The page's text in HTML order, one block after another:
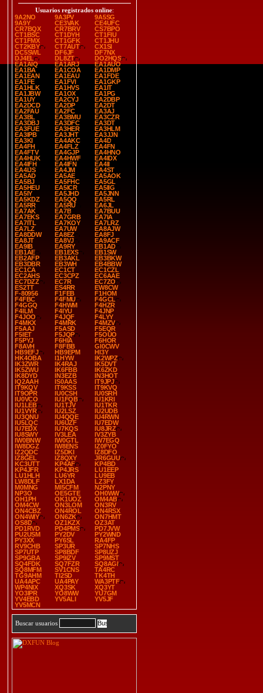
Usuarios registrados online:
9A2NO
9A3PV
9A5SG
9A9Y
CE3VAK
CE4UFC
CR7BQX
CR7BRV
CS7BPO
CT1BSC
CT1DYH
CT1FIU
CT1FMX
CT1GFK
CT1JHU
CT2KBY
CT7AUT
CX1SI
DC5SWL
DF6JF
DF7NX
DJ4EL
DL8ZT
DO2HQS
EA1AIQ
EA1ARJ
EA1AUO
EA1BA
EA1COA
EA1DMP
EA1EAN
EA1EAU
EA1FDE
EA1FE
EA1FVI
EA1GKP
EA1HLK
EA1HVS
EA1IT
EA1JBW
EA1OX
EA1PG
EA1UY
EA2CYJ
EA2DBP
EA2DCD
EA2DP
EA2DT
EA2FAU
EA2FC
EA3AJ
EA3BL
EA3BMU
EA3CZR
EA3DBJ
EA3DFC
EA3DT
EA3FUE
EA3HER
EA3HLM
EA3IPB
EA3JHT
EA3JJN
EA3KI
EA4AKC
EA4D
EA4FH
EA4FLZ
EA4FN
EA4FTV
EA4GJP
EA4HNO
EA4HUK
EA4HWF
EA4IDX
EA4IFH
EA4IFN
EA4II
EA4IJS
EA4JM
EA4ST
EA5AD
EA5AE
EA5AOK
EA5BJ
EA5FHC
EA5GL
EA5HEU
EA5ICR
EA5IIG
EA5IY
EA5JHD
EA5JNN
EA5KDZ
EA5QQ
EA5RL
EA5RR
EA5RU
EA6JL
EA7AK
EA7B
EA7BUU
EA7EKS
EA7GRB
EA7IA
EA7ITL
EA7KOY
EA7LRZ
EA7LZ
EA7UW
EA8AJW
EA8DDW
EA8EZ
EA8FJ
EA8JT
EA8VJ
EA9ACF
EA9IB
EA9RY
EB1AD
EB1AE
EB1EXS
EB1SW
EB2AFP
EB3AKL
EB3BKW
EB3DBR
EB3WH
EB4BBW
EC1CA
EC1CT
EC1CZL
EC2AHS
EC3CPZ
EC6AAE
EC7DZZ
EC7R
EC7ZO
ES2TT
ES4RR
EW8CW
F-80956
F1FEB
F1HOM
F4FBC
F4FMU
F4GCL
F4GGQ
F4HWM
F4HZR
F4ILM
F4IYU
F4JNP
F4JOO
F4JQF
F4LYY
F4MKX
F4MRK
F4MZV
F5AAJ
F5ASD
F5EQR
F5IET
F5JQP
F5OUO
F5PYJ
F6HIA
F6HOR
F8AVH
F8FBB
GI0CWV
HB9EFJ
HB9EPM
HI3Y
HK4OBA
I1HYW
IK2WPZ
IK3ZWR
IK4RAJ
IK5DVT
IK5ZWU
IK6FBB
IK6ZKD
IK8DYD
IN3EZB
IN3HOT
IQ2AAH
IS0AAS
IT9JPJ
IT9KQV
IT9KSS
IT9KVQ
IT9OPR
IU0CSH
IU0SRH
IU0VCO
IU1FQB
IU1KRI
IU1LEB
IU1TJV
IU1TKR
IU1VYR
IU2LSZ
IU2UDB
IU3QNU
IU4QQE
IU4RWN
IU5LQC
IU6UZF
IU7EDW
IU7EDX
IU7KQS
IU8JRZ
IU8SWY
IV3LEA
IV3ZYB
IW0BNW
IW0GTL
IW7EGQ
IW8DGZ
IW8ENS
IZ0FYO
IZ2QDC
IZ5DKI
IZ8DFO
IZ8GEL
IZ8QXY
JR6GUU
KC3UTT
KP4AF
KP4BD
KP4JFR
KP4JRS
LU1EEP
LU1HLH
LU6YR
LU9EB
LW8DLF
LX1DA
LZ3FY
M0MNG
MI5CFM
N2PNY
NP3O
OE5GTE
OH0WW
OH1PH
OK1UOZ
OM4AB
OM4CW
ON3LOM
ON3RV
ON4CBZ
ON4ROL
ON4RSX
ON4WIY
ON6ZK
ON7HMT
OS8D
OZ1KZX
OZ3AT
PD1RVD
PD4PMS
PD7JVW
PU2USM
PY2DV
PY2WND
PY3XX
PY6SL
RA4FP
RV9CHB
SP3UR
SP7NHS
SP7UTP
SP8BDF
SP8UZJ
SP9GBA
SP9IZV
SP9MST
SQ4FDK
SQ7FZR
SQ8AGI
SQ8MFM
SV1CNS
TA4RC
TG9AHM
TI2SD
TK4TH
UA4APC
UA4PAY
WA3PTF
WP4NIX
XQ3SK
XQ3YT
YO3IPR
YO8WW
YU7GM
YV4EBD
YV5ALI
YV5JF
YV5MCN
Buscar usuarios